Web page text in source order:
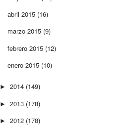
abril 2015 (16)
marzo 2015 (9)
febrero 2015 (12)
enero 2015 (10)
► 2014 (149)
► 2013 (178)
► 2012 (178)